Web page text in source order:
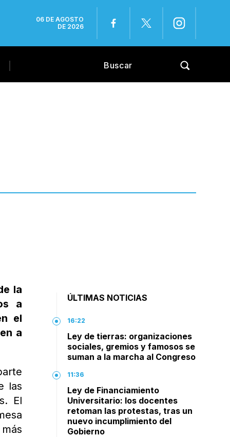
06 DE AGOSTO
DE 2026
la
a
el
a
las
El
ÚLTIMAS NOTICIAS
16:22
Ley de tierras: organizaciones
sociales, gremios y famosos se
suman a la marcha al Congreso
11:36
Ley de Financiamiento
Universitario: los docentes
retoman las protestas, tras un
nuevo incumplimiento del
Gobierno